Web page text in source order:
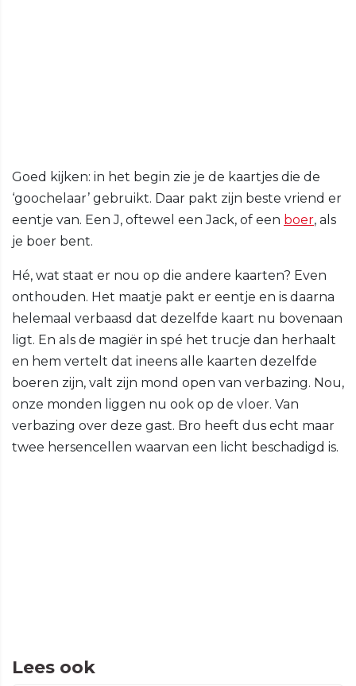
Goed kijken: in het begin zie je de kaartjes die de
‘goochelaar’ gebruikt. Daar pakt zijn beste vriend er
eentje van. Een J, oftewel een Jack, of een boer, als
je boer bent.
Hé, wat staat er nou op die andere kaarten? Even
onthouden. Het maatje pakt er eentje en is daarna
helemaal verbaasd dat dezelfde kaart nu bovenaan
ligt. En als de magiër in spé het trucje dan herhaalt
en hem vertelt dat ineens alle kaarten dezelfde
boeren zijn, valt zijn mond open van verbazing. Nou,
onze monden liggen nu ook op de vloer. Van
verbazing over deze gast. Bro heeft dus echt maar
twee hersencellen waarvan een licht beschadigd is.
Lees ook